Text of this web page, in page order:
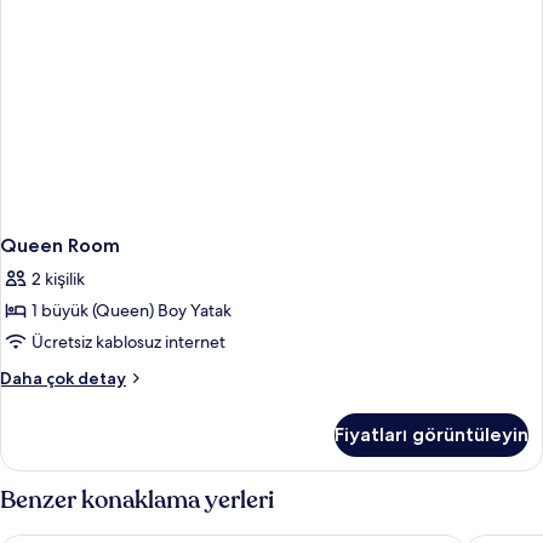
Queen Room
2 kişilik
1 büyük (Queen) Boy Yatak
Ücretsiz kablosuz internet
Daha çok detay
Queen
fazla
detay
Fiyatları görüntüleyin
Benzer konaklama yerleri